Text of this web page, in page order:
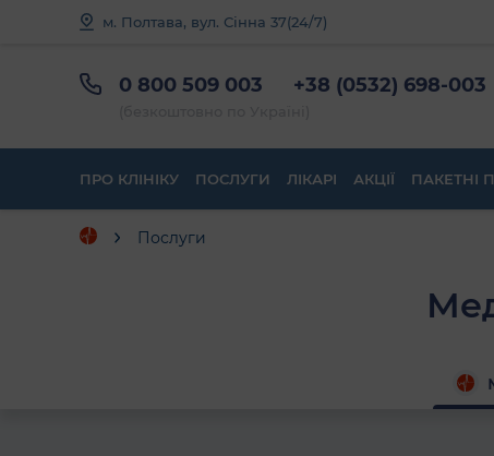
м. Полтава, вул. Сінна 37(24/7)
0 800 509 003 +38 (0532) 698-003
ПРО КЛІНІКУ ПОСЛУГИ ЛІКАРІ АКЦІЇ ПАКЕТНІ
Послуги